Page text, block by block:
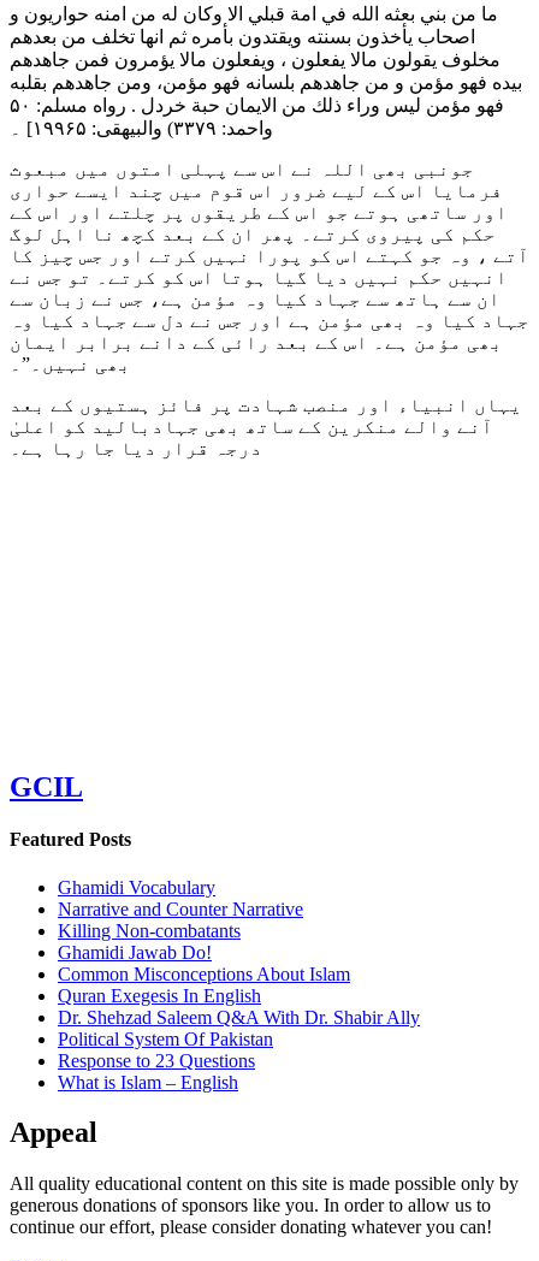
ما من بني بعثه الله في امة قبلي الا وكان له من امنه حواریون و
اصحاب يأخذون بسنته ويقتدون بأمره ثم انها تخلف من بعدهم
مخلوف يقولون مالا يفعلون ، ويفعلون مالا يؤمرون فمن جاهدهم
بيده فهو مؤمن و من جاهدهم بلسانه فهو مؤمن، ومن جاهدهم بقلبه
فهو مؤمن ليس وراء ذلك من الايمان حبة خردل . رواه مسلم: ۵۰
واحمد: ۳۳۷۹) والبيهقی: ۱۹۹۶۵] ۔
جونبی بھی اللہ نے اس سے پہلی امتوں میں مبعوث
فرمایا اس کے لیے ضرور اس قوم میں چند ایسے حواری
اور ساتھی ہوتے جو اس کے طریقوں پر چلتے اور اس کے
حکم کی پیروی کرتے۔ پھر ان کے بعد کچھ نا اہل لوگ
آتے ، وہ جو کہتے اس کو پورا نہیں کرتے اور جس چیز کا
انہیں حکم نہیں دیا گیا ہوتا اس کو کرتے۔ تو جس نے
ان سے ہاتھ سے جہاد کیا وہ مؤمن ہے، جس نے زبان سے
جہاد کیا وہ بھی مؤمن ہے اور جس نے دل سے جہاد کیا وہ
بھی مؤمن ہے۔ اس کے بعد رائی کے دانے برابر ایمان
بھی نہیں۔”۔
یہاں انبیاء اور منصب شہادت پر فائز ہستیوں کے بعد
آنے والے منکرین کے ساتھ بھی جہادبالید کو اعلیٰ
درجہ قرار دیا جا رہا ہے۔
GCIL
Featured Posts
Ghamidi Vocabulary
Narrative and Counter Narrative
Killing Non-combatants
Ghamidi Jawab Do!
Common Misconceptions About Islam
Quran Exegesis In English
Dr. Shehzad Saleem Q&A With Dr. Shabir Ally
Political System Of Pakistan
Response to 23 Questions
What is Islam – English
Appeal
All quality educational content on this site is made possible only by
generous donations of sponsors like you. In order to allow us to
continue our effort, please consider donating whatever you can!